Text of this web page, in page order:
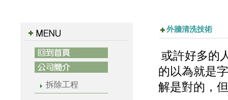
拆除工程
外牆清洗技術
或許好多的
的以為就是
解是對的，